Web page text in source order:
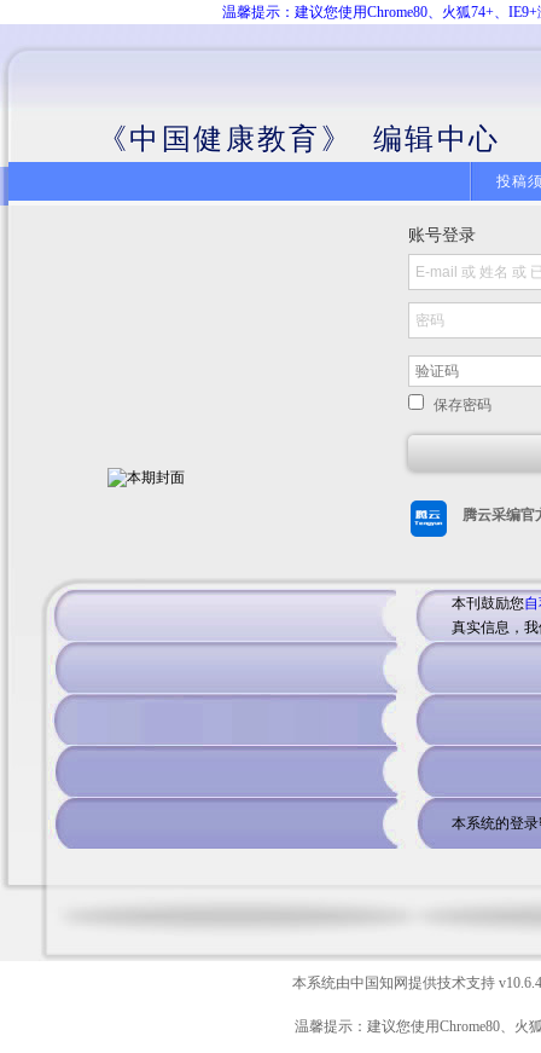
温馨提示：建议您使用Chrome80、火狐74+、
《中国健康教育》 编辑中心
投稿
账号登录
保存密码
腾云采编官
本刊鼓励您
真实信息，
本系统的登
本系统由中国知网提供技术支持
温馨提示：建议您使用Chrome80、火